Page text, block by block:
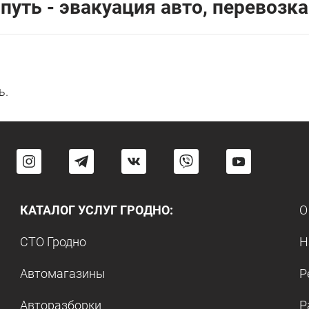
- эвакуация авто,
КАТАЛОГ УСЛУГ ГРОДНО:
СТО Гродно
Автомагазины
Авторазборки